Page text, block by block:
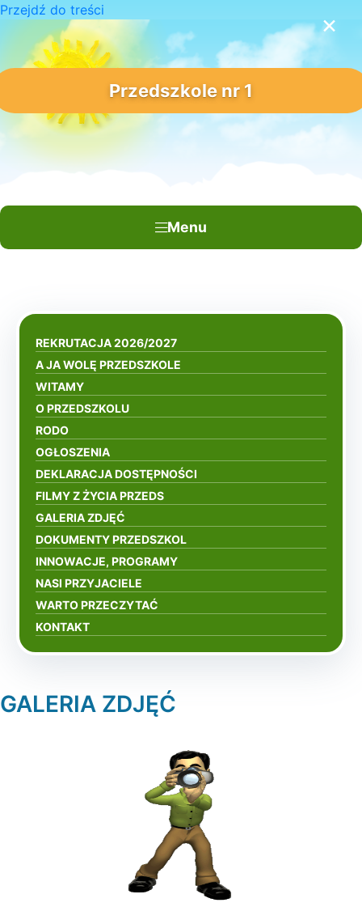
Przejdź do treści
Przedszkole nr 1
Menu
×
REKRUTACJA 2026/2027
A JA WOLĘ PRZEDSZKOLE
WITAMY
O PRZEDSZKOLU
RODO
OGŁOSZENIA
DEKLARACJA DOSTĘPNOŚCI
FILMY Z ŻYCIA PRZEDS
GALERIA ZDJĘĆ
DOKUMENTY PRZEDSZKOL
INNOWACJE, PROGRAMY
NASI PRZYJACIELE
WARTO PRZECZYTAĆ
KONTAKT
GALERIA ZDJĘĆ